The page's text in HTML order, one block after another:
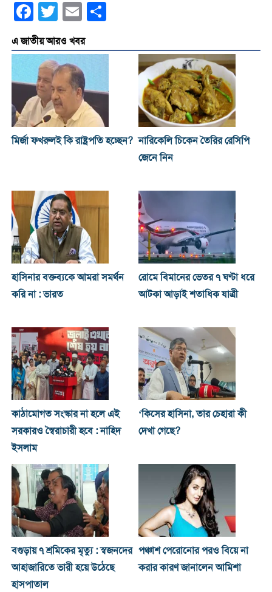
Facebook
Twitter Email
এ জাতীয় আরও খবর
মির্জা ফখরুলই কি রাষ্ট্রপতি হচ্ছেন? নারিকেলি চিকেন তৈরির রেসিপি
জেনে নিন
হাসিনার বক্তব্যকে আমরা সমর্থন
করি না : ভারত
রোমে বিমানের ভেতর ৭ ঘণ্টা ধরে
আটকা আড়াই শতাধিক যাত্রী
কাঠামোগত সংস্কার না হলে এই
সরকারও স্বৈরাচারী হবে : নাহিদ
ইসলাম
‘কিসের হাসিনা, তার চেহারা কী
দেখা গেছে?
বগুড়ায় ৭ শ্রমিকের মৃত্যু : স্বজনদের
আহাজারিতে ভারী হয়ে উঠেছে
হাসপাতাল
পঞ্চাশ পেরোনোর পরও বিয়ে না
করার কারণ জানালেন আমিশা